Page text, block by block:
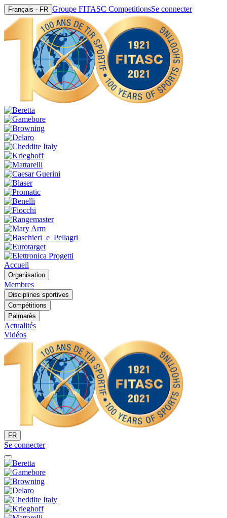
Français - FR Groupe FITASC CompetitionsSe connecter
Accueil
Organisation
Membres
Disciplines sportives
Compétitions
Palmarès
Actualités
Vidéos
FR
Se connecter